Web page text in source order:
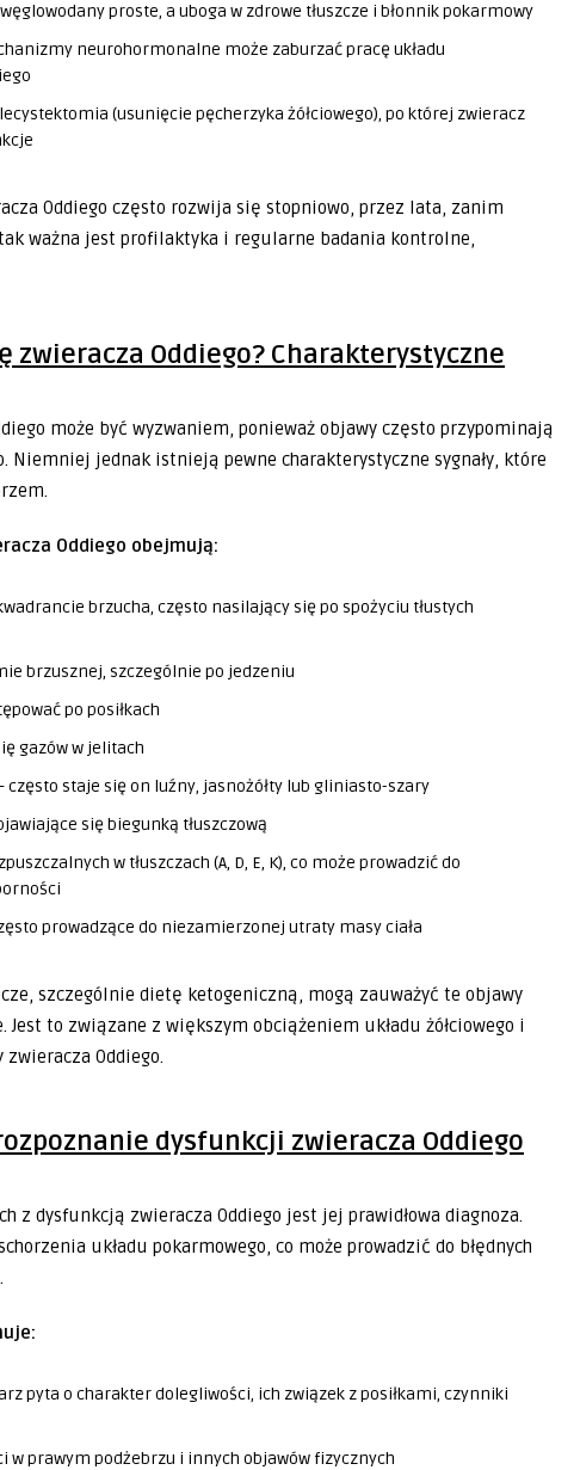
proste, a uboga w zdrowe tłuszcze i błonnik pokarmowy
neurohormonalne może zaburzać pracę układu
(usunięcie pęcherzyka żółciowego), po której zwieracz
Oddiego często rozwija się stopniowo, przez lata, zanim
ważna jest profilaktyka i regularne badania kontrolne,
zwieracza Oddiego? Charakterystyczne
może być wyzwaniem, ponieważ objawy często przypominają
Niemniej jednak istnieją pewne charakterystyczne sygnały, które
Oddiego obejmują:
brzucha, często nasilający się po spożyciu tłustych
brzusznej, szczególnie po jedzeniu
po posiłkach
gazów w jelitach
staje się on luźny, jasnożółty lub gliniasto-szary
się biegunką tłuszczową
w tłuszczach (A, D, E, K), co może prowadzić do
prowadzące do niezamierzonej utraty masy ciała
szczególnie dietę ketogeniczną, mogą zauważyć te objawy
to związane z większym obciążeniem układu żółciowego i
Oddiego.
dysfunkcji zwieracza Oddiego
z dysfunkcją zwieracza Oddiego jest jej prawidłowa diagnoza.
układu pokarmowego, co może prowadzić do błędnych
pyta o charakter dolegliwości, ich związek z posiłkami, czynniki
w prawym podżebrzu i innych objawów fizycznych